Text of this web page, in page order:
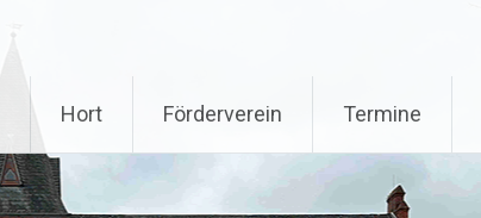
Hort Förderverein Termine